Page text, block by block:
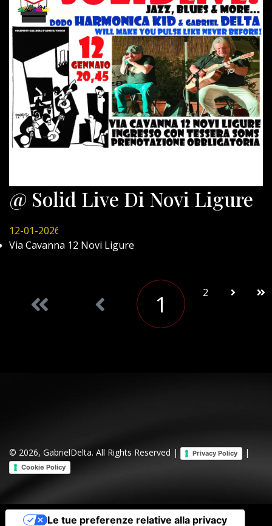
@ Solid Live Di Novi Ligure
12-01-2026
Via Cavanna 12 Novi Ligure
1 2
© 2026, GabrielDelta. All Rights Reserved | Privacy Policy |
Cookie Policy
Le tue preferenze relative alla privacy